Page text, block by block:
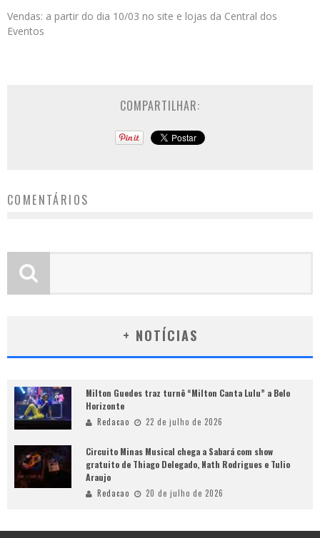
Vendas: a partir do dia 10/03 no site e lojas da Central dos
Eventos
COMPARTILHAR:
COMENTÁRIOS
+ NOTÍCIAS
Milton Guedes traz turnê “Milton Canta Lulu” a Belo
Horizonte
Redacao 22 de julho de 2026
Circuito Minas Musical chega a Sabará com show
gratuito de Thiago Delegado, Nath Rodrigues e Tulio
Araujo
Redacao 20 de julho de 2026